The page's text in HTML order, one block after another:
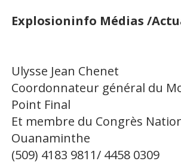
Explosioninfo Médias /
Ulysse Jean Chenet
Coordonnateur général du
Point Final
Et membre du Congrès
Ouanaminthe
(509) 4183 9811/ 4458 0309